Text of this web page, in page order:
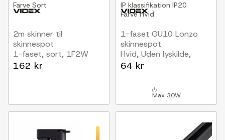
Farve Sort
2m skinner til
skinnespot
1-faset, sort, 1F2W
162 kr
IP klassifikation IP20
FarveHvid
1-faset GU10 Lonzo
skinnespot
Hvid, Uden lyskilde,
1F2W
64 kr
Max 30W